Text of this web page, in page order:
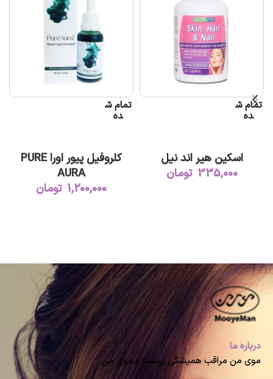
تمام ش
ده
اسکین هیر اند نیل
335,000 تومان
تمام ش
ده
کلروفیل پیور اورا PURE
AURA
1,200,000 تومان
درباره ما
موی من مراقب همیشگی پوست و موی من